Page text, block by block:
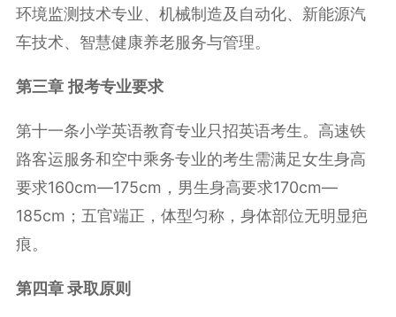
环境监测技术专业、机械制造及自动化、新能源汽
车技术、智慧健康养老服务与管理。
第三章 报考专业要求
第十一条小学英语教育专业只招英语考生。高速铁
路客运服务和空中乘务专业的考生需满足女生身高
要求160cm—175cm ，男生身高要求170cm—
185cm ；五官端正，体型匀称，身体部位无明显疤
痕。
第四章 录取原则